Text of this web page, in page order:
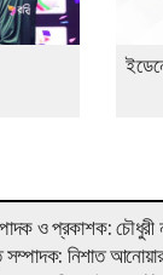
ও প্রকাশক: চৌধুরী
সম্পাদক: নিশাত